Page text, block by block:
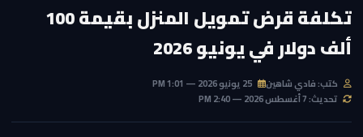
تكلفة قرض تمويل المنزل بقيمة 100
ألف دولار في يونيو 2026
كتب: فادي شاهين
تحديث: 7 أغسطس 2026 — 2:40 PM